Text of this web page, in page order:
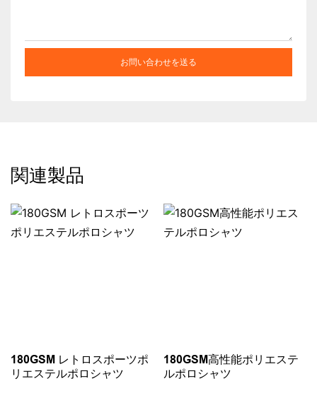
お問い合わせを送る
関連製品
180GSM レトロスポーツポ
リエステルポロシャツ
180GSM高性能ポリエステ
ルポロシャツ